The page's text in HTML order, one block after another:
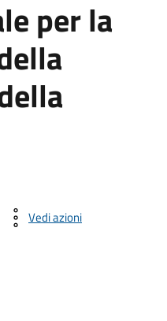
per la
Vedi azioni